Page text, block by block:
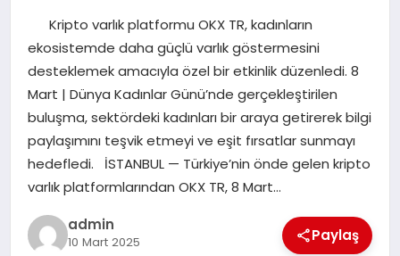
SAĞLIK
SIYASET
SPOR
TEKNOLOJI
YAŞAM
Kripto varlık platformu OKX TR, kadınların
ekosistemde daha güçlü varlık göstermesini
desteklemek amacıyla özel bir etkinlik düzenledi. 8
Mart | Dünya Kadınlar Günü’nde gerçekleştirilen
buluşma, sektördeki kadınları bir araya getirerek bilgi
paylaşımını teşvik etmeyi ve eşit fırsatlar sunmayı
hedefledi. İSTANBUL — Türkiye’nin önde gelen kripto
varlık platformlarından OKX TR, 8 Mart…
admin
10 Mart 2025 Paylaş